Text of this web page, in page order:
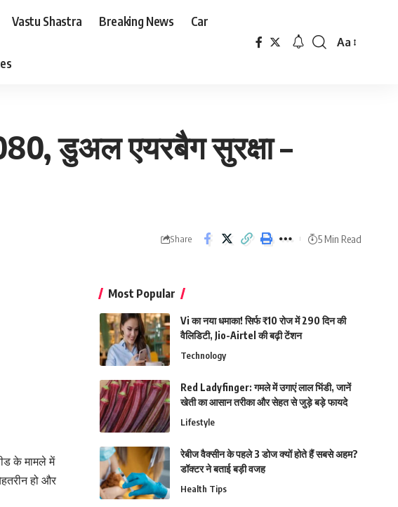
Vastu Shastra Breaking News Car
Font
Aa
डुअल एयरबैग सुरक्षा –
Share 5 Min Read
के मामले में
हो और
Most Popular
Vi का नया धमाका! सिर्फ ₹10 रोज में 290 दिन की
वैलिडिटी, Jio-Airtel की बढ़ी टेंशन
Technology
Red Ladyfinger: गमले में उगाएं लाल भिंडी, जानें
खेती का आसान तरीका और सेहत से जुड़े बड़े फायदे
Lifestyle
रेबीज वैक्सीन के पहले 3 डोज क्यों होते हैं सबसे अहम?
डॉक्टर ने बताई बड़ी वजह
Health Tips